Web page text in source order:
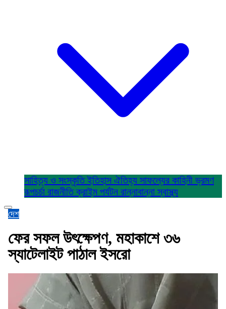
সাহিত্য ও সংস্কৃতিইতিহাস ঐতিহ্য সাফল্যের কাহিনীভ্রমণ
রূপচর্চা রাজনীতিক্রাইম পর্যটন রান্নাবান্নাস্বাস্থ্য
দেশ
ফের সফল উৎক্ষেপণ, মহাকাশে ৩৬
স্যাটেলাইট পাঠাল ইসরো